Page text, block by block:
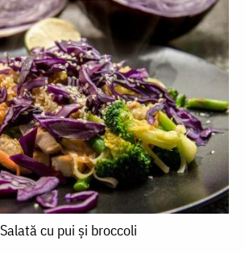
Salată cu pui și broccoli